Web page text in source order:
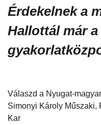
Érdekelnek a
Hallottál már
Válaszd a Nyugat-
Simonyi Károly Műszaki,
Kar